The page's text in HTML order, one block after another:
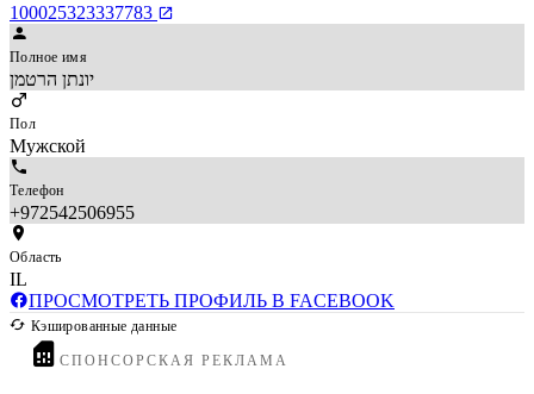
100025323337783
Полное имя
יונתן הרטמן
Пол
Мужской
Телефон
+972542506955
Область
IL
ПРОСМОТРЕТЬ ПРОФИЛЬ В FACEBOOK
Кэшированные данные
СПОНСОРСКАЯ РЕКЛАМА